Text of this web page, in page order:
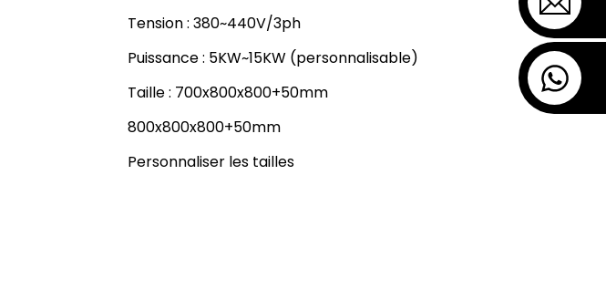
Tension : 380~440V/3ph
Puissance : 5KW~15KW (personnalisable)
Taille : 700x800x800+50mm
800x800x800+50mm
Personnaliser les tailles